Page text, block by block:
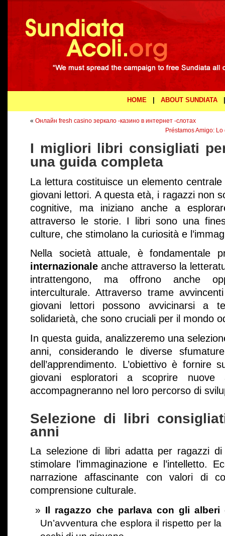
HOME ABOUT SUNDIATA
« Онлайн fresh casino зеркало -казино в интернет -слотах
Préstamos Amigo:
I migliori libri consigliati
una guida completa
La lettura costituisce un elemento
giovani lettori. A questa età, i ragazzi non
cognitive, ma iniziano anche a
attraverso le storie. I libri sono una
culture, che stimolano la curiosità e
Nella società attuale, è fondamentale
internazionale anche attraverso la
intrattengono, ma offrono anche
interculturale. Attraverso trame
giovani lettori possono avvicinarsi a
solidarietà, che sono cruciali per il mondo
In questa guida, analizzeremo una
anni, considerando le diverse
dell’apprendimento. L’obiettivo è fornire
giovani esploratori a scoprire nuove
accompagneranno nel loro percorso di
Selezione di libri
anni
La selezione di libri adatta per ragazzi
stimolare l’immaginazione e l’intelletto.
narrazione affascinante con valori di
comprensione culturale.
Il ragazzo che parlava con gli alberi
Un’avventura che esplora il rispetto per